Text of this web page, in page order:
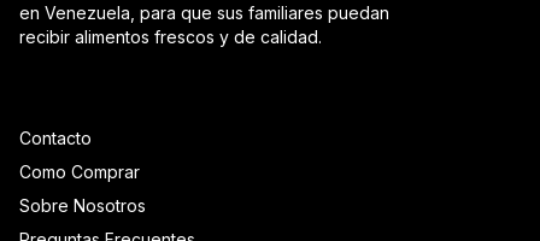
Contacto
Como Comprar
Sobre Nosotros
en Venezuela, para que sus familiares puedan
recibir alimentos frescos y de calidad.